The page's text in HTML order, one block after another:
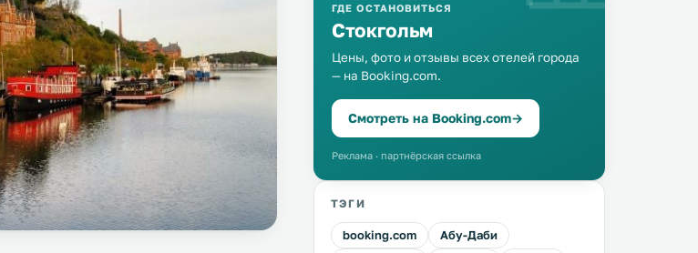
ГДЕ ОСТАНОВИТЬСЯ
Стокгольм
Цены, фото и отзывы всех отелей города
— на Booking.com.
Смотреть на Booking.com→
Реклама · партнёрская ссылка
ТЭГИ
booking.com
Абу-Даби